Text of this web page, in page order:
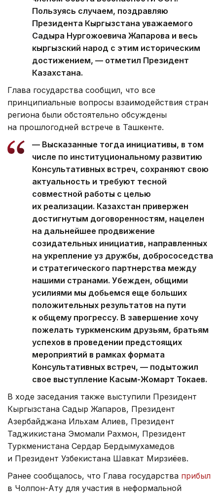
Пользуясь случаем, поздравляю
Президента Кыргызстана уважаемого
Садыра Нургожоевича Жапарова и весь
кыргызский народ с этим историческим
достижением, — отметил Президент
Казахстана.
Глава государства сообщил, что все
принципиальные вопросы взаимодействия стран
региона были обстоятельно обсуждены
на прошлогодней встрече в Ташкенте.
— Высказанные тогда инициативы, в том
числе по институциональному развитию
Консультативных встреч, сохраняют свою
актуальность и требуют тесной
совместной работы с целью
их реализации. Казахстан привержен
достигнутым договоренностям, нацелен
на дальнейшее продвижение
созидательных инициатив, направленных
на укрепление уз дружбы, добрососедства
и стратегического партнерства между
нашими странами. Убежден, общими
усилиями мы добьемся еще больших
положительных результатов на пути
к общему прогрессу. В завершение хочу
пожелать туркменским друзьям, братьям
успехов в проведении предстоящих
мероприятий в рамках формата
Консультативных встреч, — подытожил
свое выступление Касым-Жомарт Токаев.
В ходе заседания также выступили Президент
Кыргызстана Садыр Жапаров, Президент
Азербайджана Ильхам Алиев, Президент
Таджикистана Эмомали Рахмон, Президент
Туркменистана Сердар Бердымухамедов
и Президент Узбекистана Шавкат Мирзиёев.
Ранее сообщалось, что Глава государства прибыл
в Чолпон-Ату для участия в неформальной